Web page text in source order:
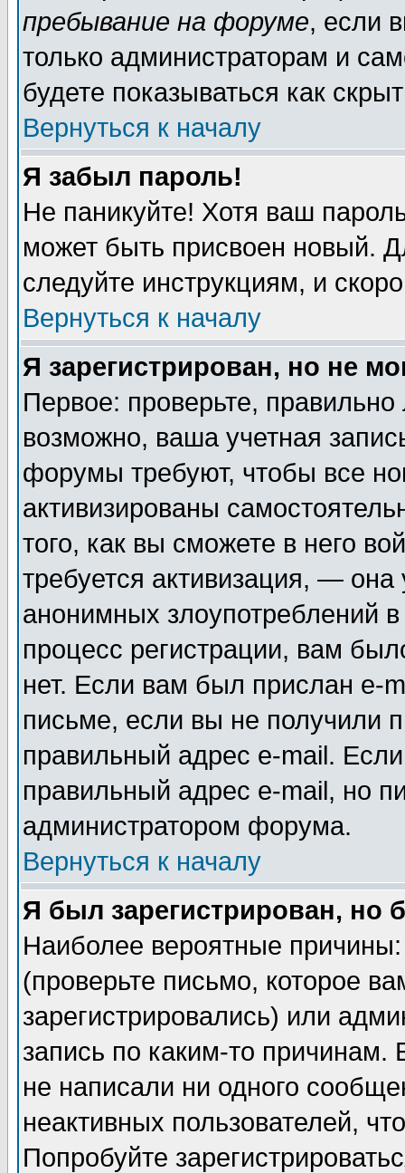
пребывание на форуме, если
только администраторам и
будете показываться как
Вернуться к началу
Я забыл пароль!
Не паникуйте! Хотя ваш
может быть присвоен новый.
следуйте инструкциям, и
Вернуться к началу
Я зарегистрирован, но не
Первое: проверьте,
возможно, ваша учетная
форумы требуют, чтобы все
активизированы
того, как вы сможете в него
требуется активизация, —
анонимных злоупотреблений
процесс регистрации, вам
нет. Если вам был прислан e-
письме, если вы не получили
правильный адрес e-mail.
правильный адрес e-mail, но
администратором форума.
Вернуться к началу
Я был зарегистрирован, но
Наиболее вероятные
(проверьте письмо, которое
зарегистрировались) или
запись по каким-то
не написали ни одного
неактивных пользователей,
Попробуйте